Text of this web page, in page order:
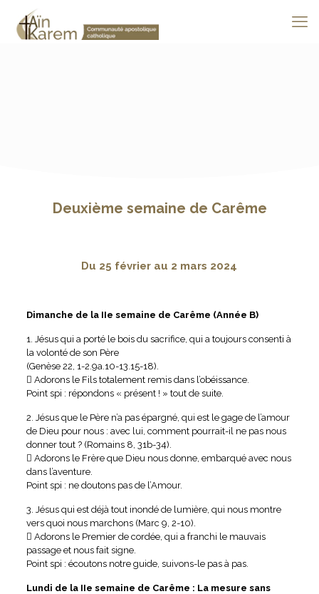
Deuxième semaine de Carême
Du 25 février au 2 mars 2024
Dimanche de la IIe semaine de Carême (Année B)
1. Jésus qui a porté le bois du sacrifice, qui a toujours consenti à
la volonté de son Père
(Genèse 22, 1-2.9a.10-13.15-18).
 Adorons le Fils totalement remis dans l’obéissance.
Point spi : répondons « présent ! » tout de suite.
2. Jésus que le Père n’a pas épargné, qui est le gage de l’amour
de Dieu pour nous : avec lui, comment pourrait-il ne pas nous
donner tout ? (Romains 8, 31b-34).
 Adorons le Frère que Dieu nous donne, embarqué avec nous
dans l’aventure.
Point spi : ne doutons pas de l’Amour.
3. Jésus qui est déjà tout inondé de lumière, qui nous montre
vers quoi nous marchons (Marc 9, 2-10).
 Adorons le Premier de cordée, qui a franchi le mauvais
passage et nous fait signe.
Point spi : écoutons notre guide, suivons-le pas à pas.
Lundi de la IIe semaine de Carême : La mesure sans